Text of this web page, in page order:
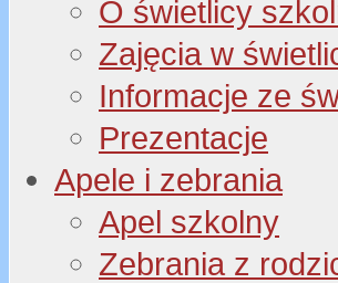
O świetlicy
Zajęcia w
Informacje ze
Prezentacje
Apele i zebrania
Apel szkolny
Zebrania z